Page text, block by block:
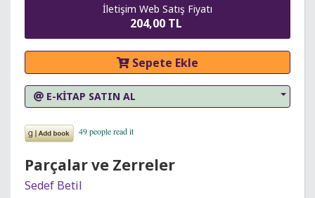
İletişim Web Satış Fiyatı
204,00 TL
Sepete Ekle
E-KİTAP SATIN AL
Parçalar ve Zerreler
Sedef Betil